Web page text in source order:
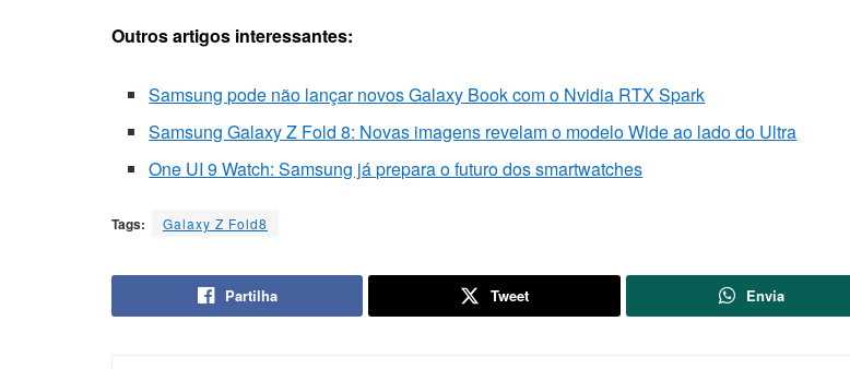
Outros artigos interessantes:
Samsung pode não lançar novos Galaxy Book com o Nvidia RTX Spark
Samsung Galaxy Z Fold 8: Novas imagens revelam o modelo Wide ao lado do Ultra
One UI 9 Watch: Samsung já prepara o futuro dos smartwatches
Tags: Galaxy Z Fold8
Partilha Tweet Envia